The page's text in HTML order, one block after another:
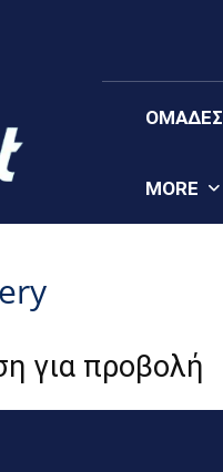
ΟΜΆΔΕΣ
MORE
για προβολή